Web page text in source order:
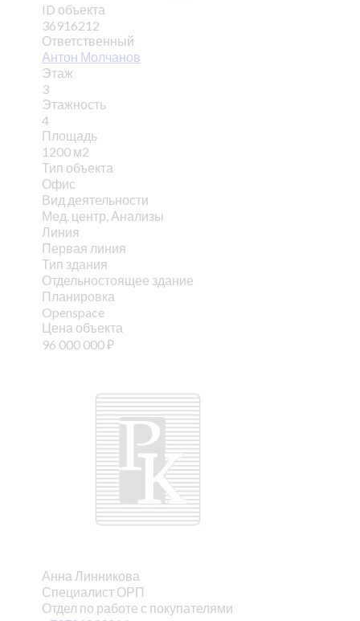
ID объекта
36916212
Ответственный
Антон Молчанов
Этаж
3
Этажность
4
Площадь
1200 м2
Тип объекта
Офис
Вид деятельности
Мед. центр, Анализы
Линия
Первая линия
Тип здания
Отдельностоящее здание
Планировка
Openspace
Цена объекта
96 000 000₽
Анна Линникова
Специалист ОРП
Отдел по работе с покупателями